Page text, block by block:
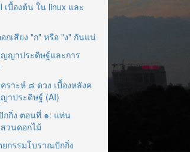
เบื้องต้น ใน linux และ
เสียง "ก" หรือ "ง" กันแน่
ญาประดิษฐ์และการ
ราะห์ ๘ ดวง เบื้องหลังค
าประดิษฐ์ (AI)
กิ่ง ตอนที่ ๑: แท่น
วนดอกไม้
กรรมโบราณปักกิ่ง